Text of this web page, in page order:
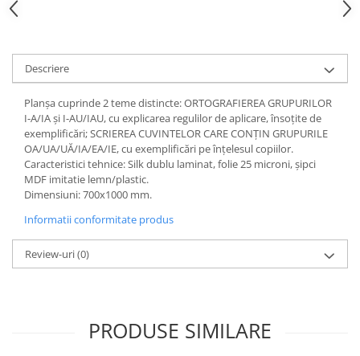
Ecrane Proiectie
Laptopuri
Accesorii Laptopuri
All in One/PC
All in One
Periferice PC
Conectivitate si Accesorii
Monitoare
Tablete si Accesorii
Imprimante si Multifunctionale
Imprimante
Imprimante 3D
Descriere
Planșa cuprinde 2 teme distincte: ORTOGRAFIEREA GRUPURILOR
I-A/IA și I-AU/IAU, cu explicarea regulilor de aplicare, însoțite de
exemplificări; SCRIEREA CUVINTELOR CARE CONȚIN GRUPURILE
OA/UA/UĂ/IA/EA/IE, cu exemplificări pe înțelesul copiilor.
Caracteristici tehnice: Silk dublu laminat, folie 25 microni, şipci
MDF imitatie lemn/plastic.
Dimensiuni: 700x1000 mm.
Informatii conformitate produs
Review-uri(0)
PRODUSE SIMILARE